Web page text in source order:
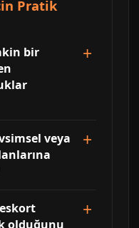
Pratik
bir
veya
olduğunu